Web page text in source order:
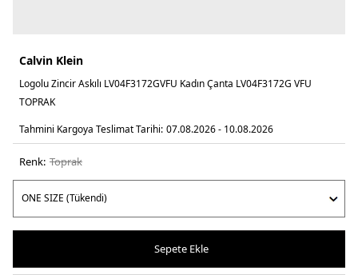
Calvin Klein
Logolu Zincir Askılı LV04F3172GVFU Kadın Çanta LV04F3172G VFU
TOPRAK
Tahmini Kargoya Teslimat Tarihi: 07.08.2026 - 10.08.2026
Renk: toprak
Sepete Ekle